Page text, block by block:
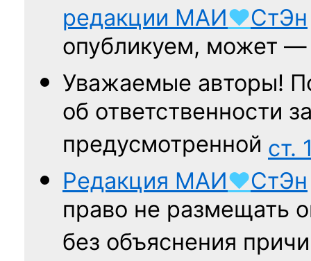
редакции МАИ♥СтЭн
опубликуем, может
Уважаемые авторы!
об ответственности
предусмотренной ст.
Редакция МАИ♥СтЭн
право не размещать
без объяснения